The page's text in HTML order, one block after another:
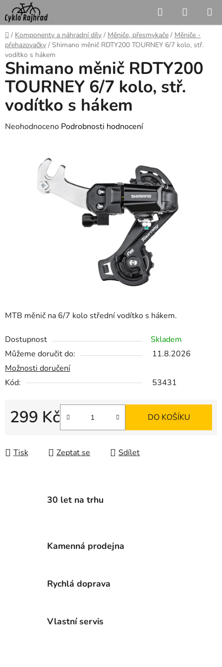
Přejít
na
obsah
Hledat
KOŠÍK
Domů
/ Komponenty a náhradní díly / Měniče, přesmykače / Měniče -
přehazovačky / Shimano měnič RDTY200 TOURNEY 6/7 kolo, stř.
vodítko s hákem
MTB měnič na 6/7 kolo střední vodítko s hákem.
Dostupnost
Skladem
Můžeme doručit do:
11.8.2026
Možnosti doručení
Kód:
53431
299 Kč DO KOŠÍKU
Tisk Zeptat se Sdílet
Shimano měnič RDTY200
TOURNEY 6/7 kolo, stř.
vodítko s hákem
Průměrné
Neohodnoceno Podrobnosti hodnocení
30 let na trhu
Kamenná prodejna
Rychlá doprava
Vlastní servis